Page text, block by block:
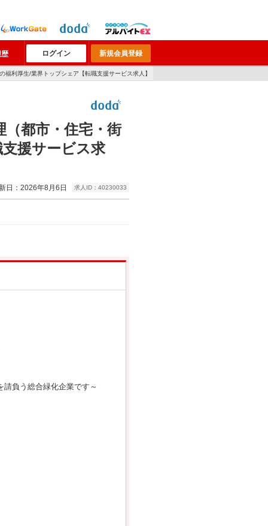
歴 ログイン 新規会員登録
利厚生/業界トップシェア【転職支援サービス求人】
（都市・住宅・街
援サービス求
日：2026年8月6日 求人ID：40230033
負う総合緑化企業です～